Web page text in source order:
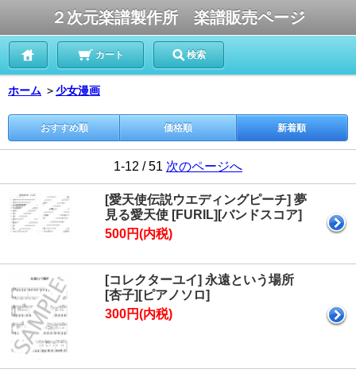
２次元楽譜製作所 楽譜販売ページ
カート 検索
ホーム ＞少女漫画
おすすめ順 価格順 新着順
1-12 / 51 次のページへ
[愛天使伝説ウエディングピーチ] 夢
見る愛天使 [FURIL][バンドスコア]
500円(内税)
[コレクターユイ] 永遠という場所
[杏子][ピアノソロ]
300円(内税)